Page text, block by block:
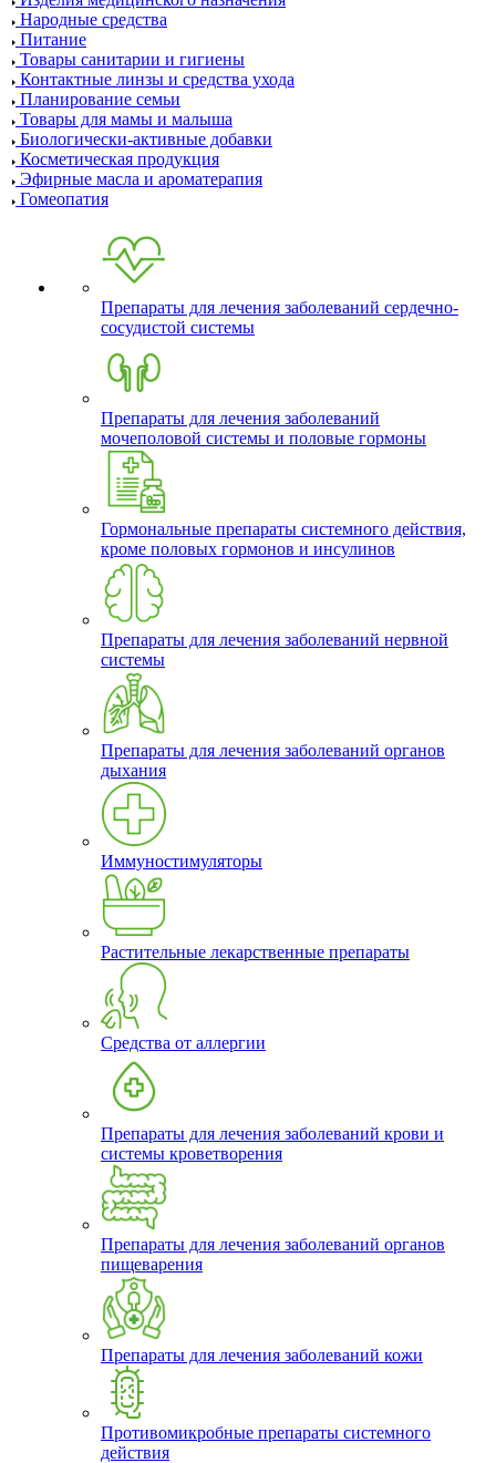
Народные средства
Питание
Товары санитарии и гигиены
Контактные линзы и средства ухода
Планирование семьи
Товары для мамы и малыша
Биологически-активные добавки
Косметическая продукция
Эфирные масла и ароматерапия
Гомеопатия
Препараты для лечения заболеваний сердечно-
сосудистой системы
Препараты для лечения заболеваний
мочеполовой системы и половые гормоны
Гормональные препараты системного действия,
кроме половых гормонов и инсулинов
Препараты для лечения заболеваний нервной
системы
Препараты для лечения заболеваний органов
дыхания
Иммуностимуляторы
Растительные лекарственные препараты
Средства от аллергии
Препараты для лечения заболеваний крови и
системы кроветворения
Препараты для лечения заболеваний органов
пищеварения
Препараты для лечения заболеваний кожи
Противомикробные препараты системного
действия